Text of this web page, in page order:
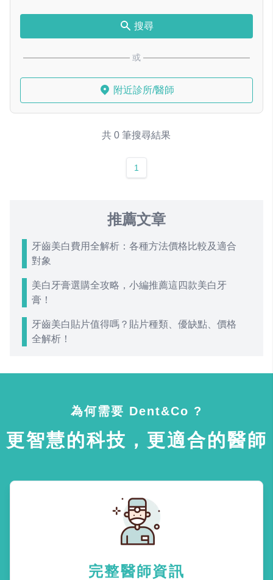
搜尋
或
附近診所/醫師
共 0 筆搜尋結果
1
推薦文章
牙齒美白費用全解析：各種方法價格比較及適合
對象
美白牙膏選購全攻略，小編推薦這四款美白牙
膏！
牙齒美白貼片值得嗎？貼片種類、優缺點、價格
全解析！
為何需要 Dent&Co ?
更智慧的科技，更適合的醫師
完整醫師資訊